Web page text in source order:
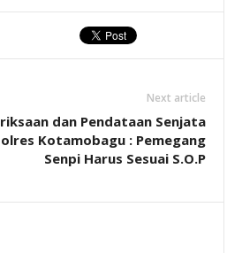
Next article
dan Pendataan Senjata
Kotamobagu : Pemegang
Senpi Harus Sesuai S.O.P